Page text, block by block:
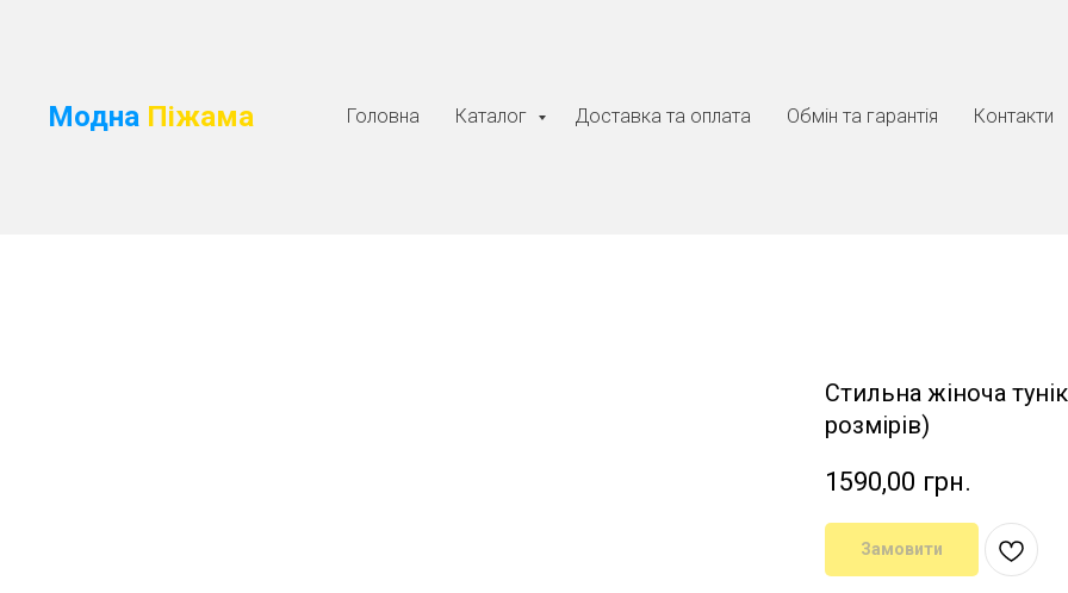
Модна Піжама Головна Каталог Доставка та оплата Обмін та гарантія Контакти
Стильна жіноча
розмірів)
1590,00 грн.
Замовити